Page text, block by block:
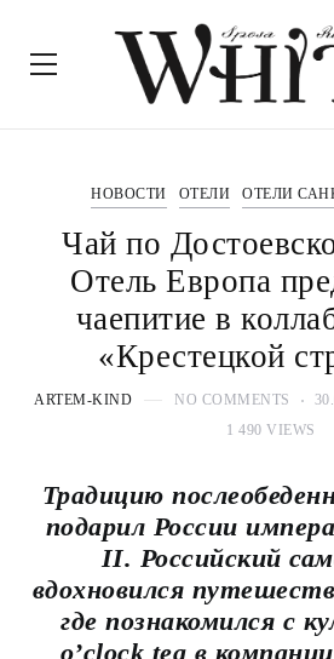
НОВОСТИ ОТЕЛИ ОТЕЛИ
Чай по
Отель Европа
чаепитие в
«Крестецкой
ARTEM-KIND NO COMMENTS
1 490 VIEWS
Традицию
подарил России
II. Российский
вдохновился
где познакомился с
o’clock tea в